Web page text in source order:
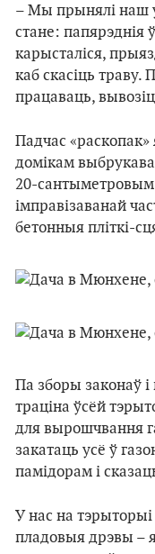
– Мы прынялі наш
стане: папярэднія
карысталіся,
каб скасіць
працаваць,
Падчас «раскопак»
домікам
20-сантыметровым
імправізаванай
бетонныя пліткі-
Па зборы законаў і
траціна ўсёй
для вырошчвання
закатаць усё ў
памідорам і
У нас на тэрыторыі
пладовыя дрэвы –